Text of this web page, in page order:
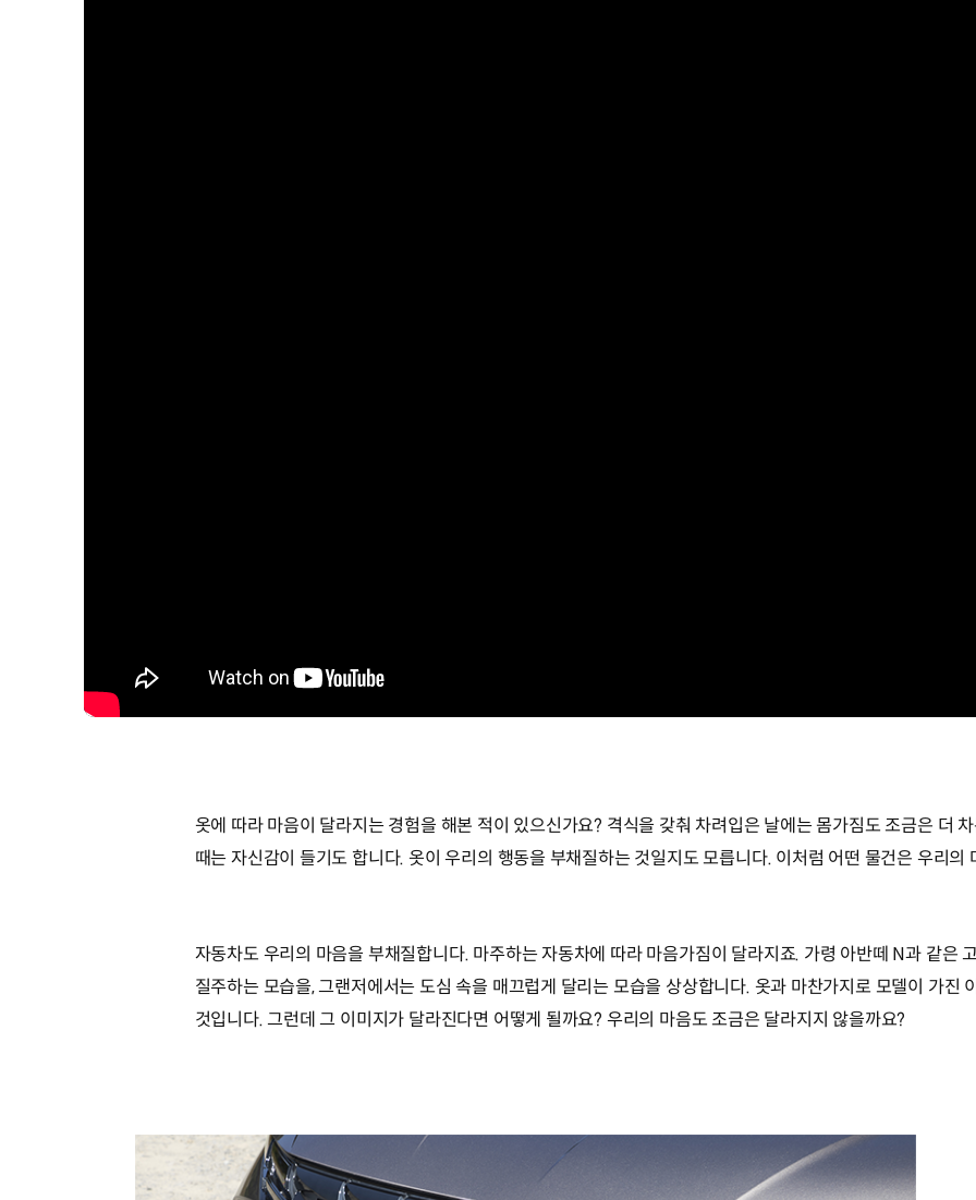
옷에 따라 마음이 달라지는 경험을 해본 적이 있으신가요? 격식을 갖춰 차려입은 날에는 몸가짐도 조금은 더
때는 자신감이 들기도 합니다. 옷이 우리의 행동을 부채질하는 것일지도 모릅니다. 이처럼 어떤 물건은 우리의
자동차도 우리의 마음을 부채질합니다. 마주하는 자동차에 따라 마음가짐이 달라지죠. 가령 아반떼 N과 같은
질주하는 모습을, 그랜저에서는 도심 속을 매끄럽게 달리는 모습을 상상합니다. 옷과 마찬가지로 모델이 가진
것입니다. 그런데 그 이미지가 달라진다면 어떻게 될까요? 우리의 마음도 조금은 달라지지 않을까요?